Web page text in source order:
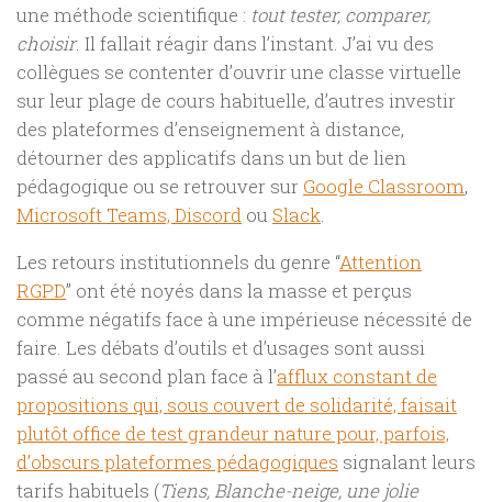
une méthode scientifique : tout tester, comparer,
choisir. Il fallait réagir dans l’instant. J’ai vu des
collègues se contenter d’ouvrir une classe virtuelle
sur leur plage de cours habituelle, d’autres investir
des plateformes d’enseignement à distance,
détourner des applicatifs dans un but de lien
pédagogique ou se retrouver sur Google Classroom,
Microsoft Teams, Discord ou Slack.
Les retours institutionnels du genre “Attention
RGPD” ont été noyés dans la masse et perçus
comme négatifs face à une impérieuse nécessité de
faire. Les débats d’outils et d’usages sont aussi
passé au second plan face à l’afflux constant de
propositions qui, sous couvert de solidarité, faisait
plutôt office de test grandeur nature pour, parfois,
d’obscurs plateformes pédagogiques signalant leurs
tarifs habituels (Tiens, Blanche-neige, une jolie